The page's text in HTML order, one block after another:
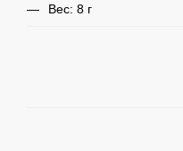
Вес: 8 г